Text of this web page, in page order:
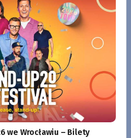
we Wrocławiu – Bilety